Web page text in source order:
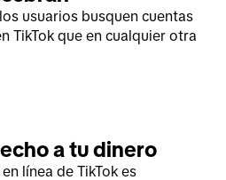
usuarios busquen cuentas
TikTok que en cualquier otra
a tu dinero
línea de TikTok es